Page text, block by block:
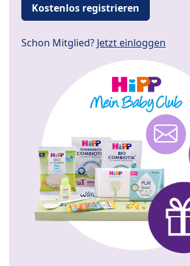
Kostenlos registrieren
Schon Mitglied? Jetzt einloggen